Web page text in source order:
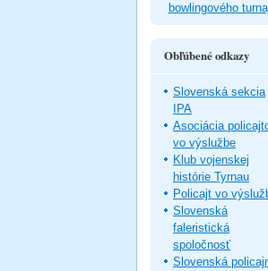
bowlingového
Obľúbené odkazy
Slovenská sekcia
IPA
Asociácia
vo výslužbe
Klub vojenskej
histórie Tyrnau
Policajt vo
Slovenská
faleristická
spoločnosť
Slovenská